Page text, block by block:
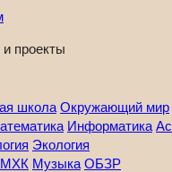
проекты
школа Окружающий мир
Информатика
Экология
Музыка ОБЗР